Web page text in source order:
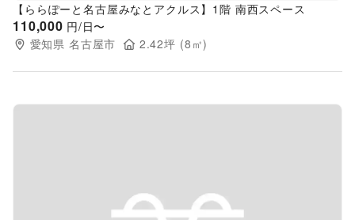
【ららぽーと名古屋みなとアクルス】1階 南西スペース
110,000 円/日〜
愛知県 名古屋市 2.42坪 (8 ㎡)